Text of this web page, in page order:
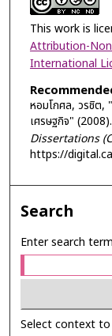
This work is
Attribution-
International
หอมโกศล, วรชิต,
เศรษฐกิจ" (2008).
Dissertations
https://
Search
Enter search
Select context to